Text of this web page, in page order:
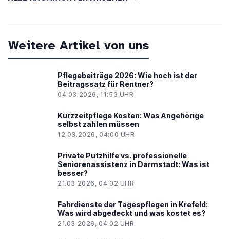
Weitere Artikel von uns
Pflegebeiträge 2026: Wie hoch ist der
Beitragssatz für Rentner?
04.03.2026, 11:53 UHR
Kurzzeitpflege Kosten: Was Angehörige
selbst zahlen müssen
12.03.2026, 04:00 UHR
Private Putzhilfe vs. professionelle
Seniorenassistenz in Darmstadt: Was ist
besser?
21.03.2026, 04:02 UHR
Fahrdienste der Tagespflegen in Krefeld:
Was wird abgedeckt und was kostet es?
21.03.2026, 04:02 UHR